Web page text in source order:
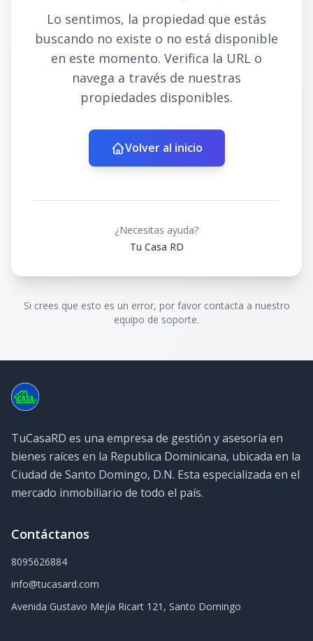
Lo sentimos, la propiedad que estás
buscando no existe o no está disponible
en este momento. Verifica la URL o
navega a través de nuestras
propiedades disponibles.
Volver al inicio
¿Necesitas ayuda?
Tu Casa RD
Si crees que esto es un error, por favor contacta a nuestro
equipo de soporte.
TuCasaRD es una empresa de gestión y asesoría en
bienes raíces en la Republica Dominicana, ubicada en la
Ciudad de Santo Domingo, D.N. Esta especializada en el
mercado inmobiliario de todo el país.
Contáctanos
8095626884
info@tucasard.com
Avenida Gustavo Mejía Ricart 121, Santo Domingo